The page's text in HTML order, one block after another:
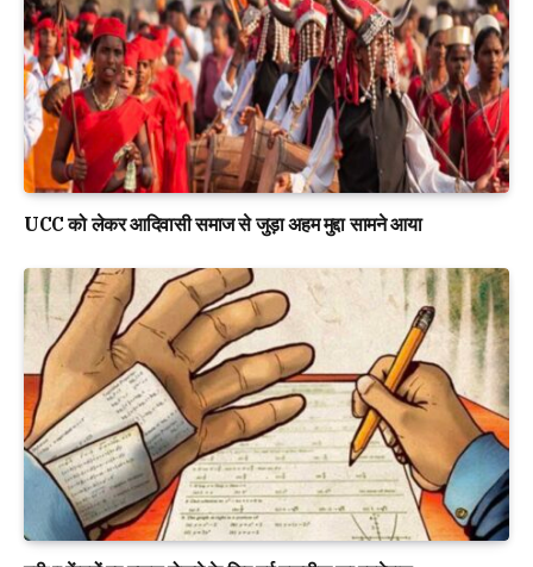
UCC को लेकर आदिवासी समाज से जुड़ा अहम मुद्दा सामने आया